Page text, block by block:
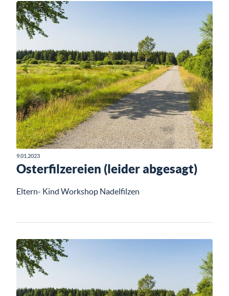
9.01.2023
Osterfilzereien (leider abgesagt)
Eltern- Kind Workshop Nadelfilzen